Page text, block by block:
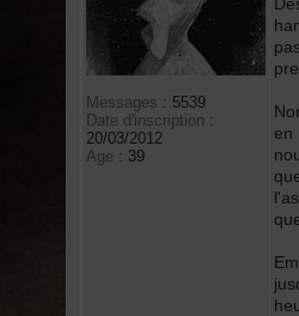
Messages : 5539
Date d'inscription :
20/03/2012
Age : 39
en